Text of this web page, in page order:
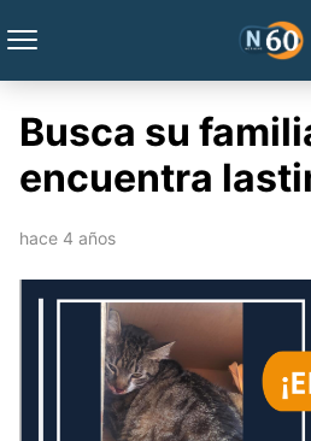
Busca su
encuentra
hace 4 años